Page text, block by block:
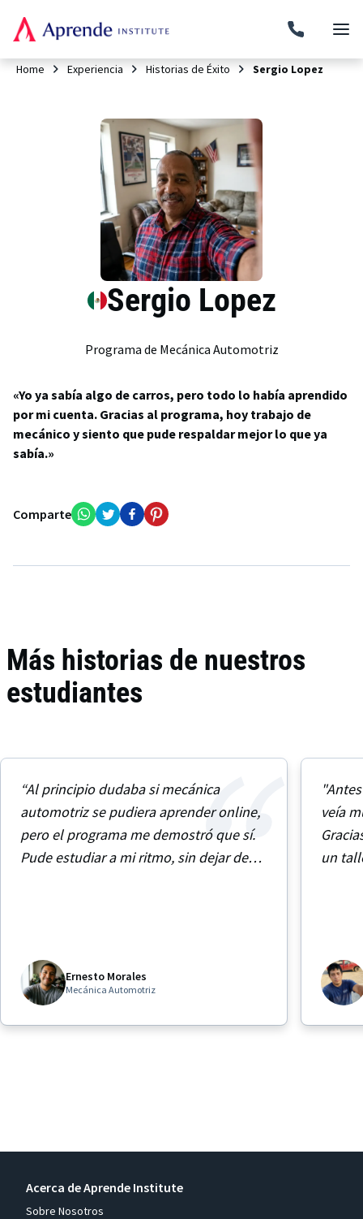
Home Experiencia Historias de Éxito Sergio Lopez
Sergio Lopez
Programa de Mecánica Automotriz
«Yo ya sabía algo de carros, pero todo lo había aprendido
por mi cuenta. Gracias al programa, hoy trabajo de
mecánico y siento que pude respaldar mejor lo que ya
sabía.»
Comparte
Más historias de nuestros
estudiantes
“Al principio dudaba si mecánica
automotriz se pudiera aprender online,
pero el programa me demostró que sí.
Pude estudiar a mi ritmo, sin dejar de
Ernesto Morales
Mecánica Automotriz
veía
un
Acerca de Aprende Institute
Sobre Nosotros